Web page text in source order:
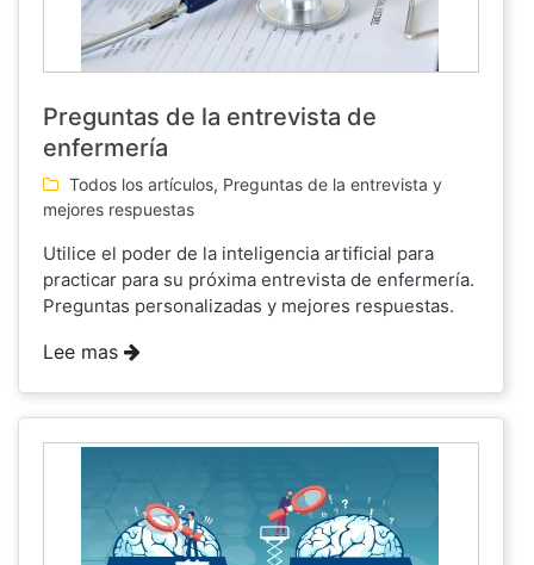
Preguntas de la entrevista de
enfermería
Todos los artículos, Preguntas de la entrevista y
mejores respuestas
Utilice el poder de la inteligencia artificial para
practicar para su próxima entrevista de enfermería.
Preguntas personalizadas y mejores respuestas.
Lee mas